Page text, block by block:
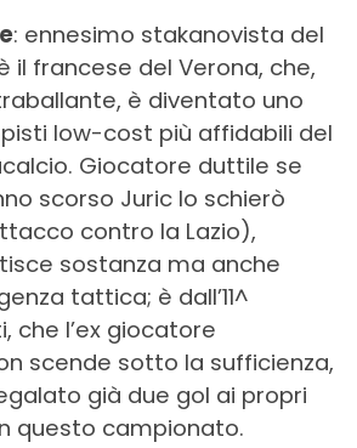
: ennesimo stakanovista del
il francese del Verona, che,
è diventato uno
low-cost più affidabili del
Giocatore duttile se
scorso Juric lo schierò
contro la Lazio),
sostanza ma anche
tattica; è dall’11^
che l’ex giocatore
scende sotto la sufficienza,
già due gol ai propri
questo campionato.